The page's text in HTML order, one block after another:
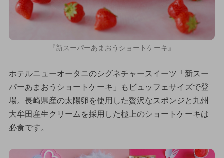
『新スーパーあまおうショートケーキ』
ホテルニューオータニのシグネチャースイーツ「新スー
パーあまおうショートケーキ」もビュッフェサイズで登
場。長崎県産の太陽卵を使用した贅沢なスポンジと九州
大牟田産生クリームを採用した極上のショートケーキは
必食です。